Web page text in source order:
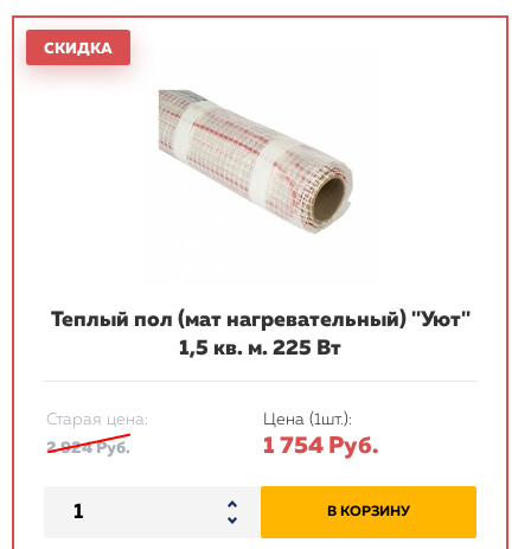
Теплый пол (мат нагревательный) "Уют"
1,5 кв. м. 225 Вт
Старая цена:
2 924 Руб.
Цена (1шт.):
1 754 Руб.
В КОРЗИНУ